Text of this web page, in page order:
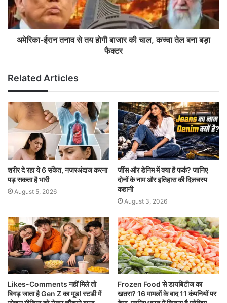
अमेरिका-ईरान तनाव से तय होगी बाजार की चाल, कच्चा तेल बना बड़ा
फैक्टर
Related Articles
शरीर दे रहा ये 6 संकेत, नजरअंदाज करना
पड़ सकता है भारी
August 5, 2026
जींस और डेनिम में क्या है फर्क? जानिए
दोनों के नाम और इतिहास की दिलचस्प
कहानी
August 3, 2026
Likes-Comments नहीं मिले तो
बिगड़ जाता है Gen Z का मूड! स्टडी में
Frozen Food से डायबिटीज का
खतरा? 16 मामलों के बाद 11 कंपनियों पर